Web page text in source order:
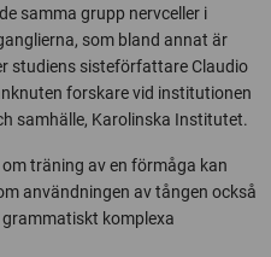
samma grupp nervceller i
som bland annat är
studiens sisteförfattare Claudio
forskare vid institutionen
samhälle, Karolinska Institutet.
träning av en förmåga kan
användningen av tången också
komplexa